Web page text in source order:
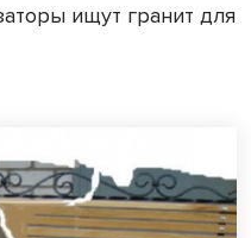
ищут гранит для